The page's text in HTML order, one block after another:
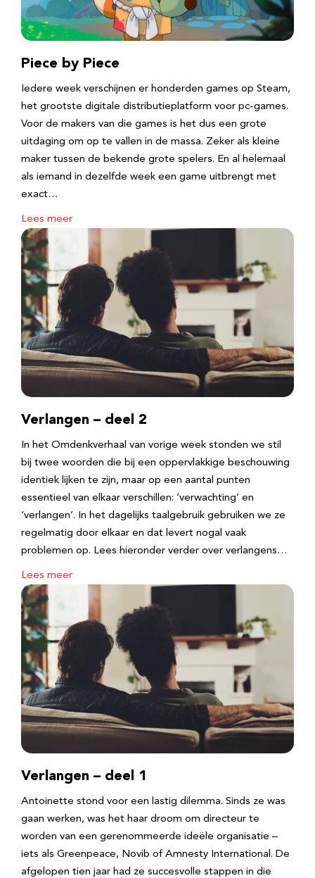
Piece by Piece
Iedere week verschijnen er honderden games op Steam,
het grootste digitale distributieplatform voor pc-games.
Voor de makers van die games is het dus een grote
uitdaging om op te vallen in de massa. Zeker als kleine
maker tussen de bekende grote spelers. En al helemaal
als iemand in dezelfde week een game uitbrengt met
exact…
Lees meer
Verlangen – deel 2
In het Omdenkverhaal van vorige week stonden we stil
bij twee woorden die bij een oppervlakkige beschouwing
identiek lijken te zijn, maar op een aantal punten
essentieel van elkaar verschillen: ‘verwachting’ en
‘verlangen’. In het dagelijks taalgebruik gebruiken we ze
regelmatig door elkaar en dat levert nogal vaak
problemen op. Lees hieronder verder over verlangens…
Lees meer
Verlangen – deel 1
Antoinette stond voor een lastig dilemma. Sinds ze was
gaan werken, was het haar droom om directeur te
worden van een gerenommeerde ideële organisatie –
iets als Greenpeace, Novib of Amnesty International. De
afgelopen tien jaar had ze succesvolle stappen in die